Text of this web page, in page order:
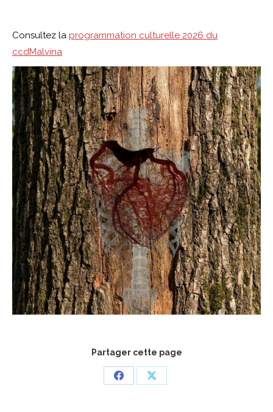
Consultez la programmation culturelle 2026 du
ccdMalvina
Partager cette page
PartagerPartager